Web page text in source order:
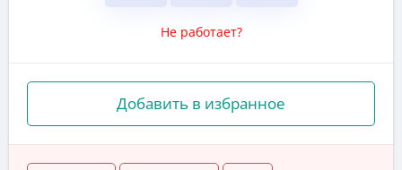
Не работает?
Добавить в избранное